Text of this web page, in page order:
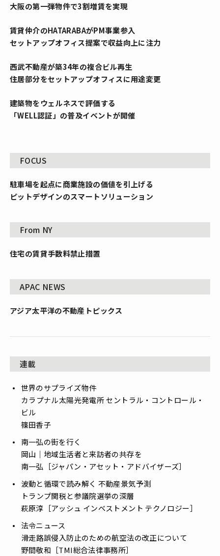
大阪の第一弾物件で3割増賃を実現
賃貸仲介のHATARABAがPM事業参入
セットアップオフィス提案で収益向上に注力
西武不動産が築34年の複合ビル再生
住居部分をセットアップオフィスに用途変更
建築物をウェルネスで評価する
「WELL認証」の普及イベントが開催
FOCUS
駐車場を起点に商業施設の価値を引上げる
ピットデザインのスマートソリューション
From NY
住宅の賃貸手数料禁止措置
APAC NEWS
アジア太平洋の不動産トピックス
連載
世界のサプライズ物件
――カラプナル太陽光発電所 セントラル・コントロール・
ビル
篠田香子
南一弘の街を行く
――岡山｜地域生活者と来訪者の共存を
南一弘［ジャパン・アセット・アドバイザーズ］
波動と循環で読み解く 不動産景気予測
――トランプ関税と参議院選挙の深層
萩原淳［アッシュ インベストメント テクノロジー］
法令ニュース
――滑走路誤侵入防止のための航空法の改正について
野間敬和［TMI総合法律事務所］